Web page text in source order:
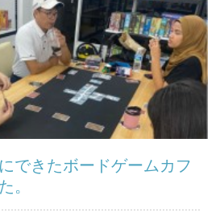
できたボードゲームカフ
。